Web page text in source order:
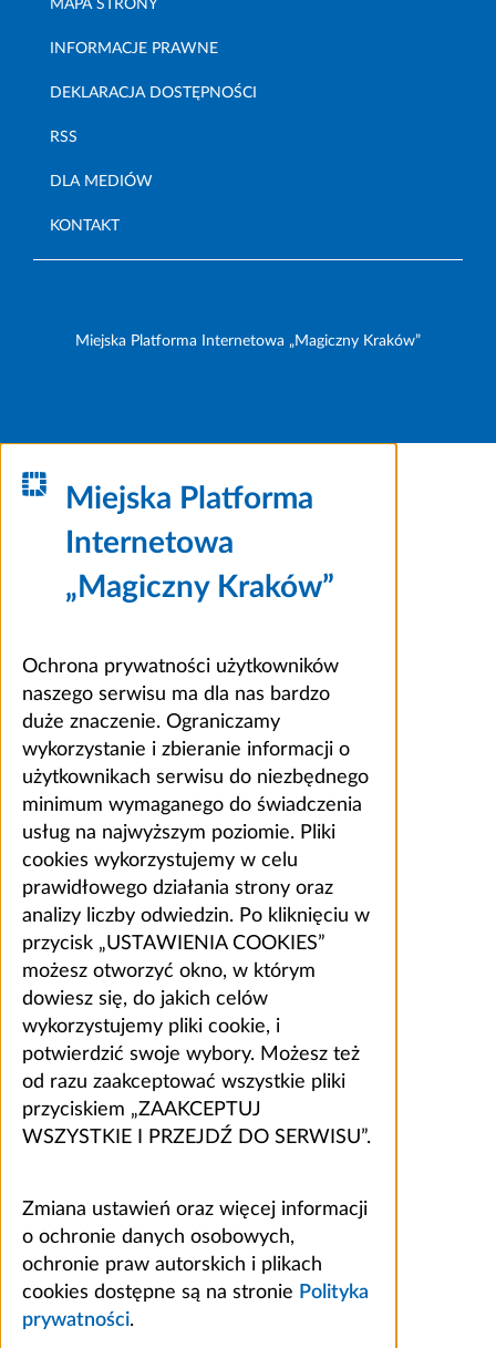
MAPA STRONY
INFORMACJE PRAWNE
DEKLARACJA DOSTĘPNOŚCI
RSS
DLA MEDIÓW
KONTAKT
Miejska Platforma Internetowa „Magiczny Kraków”
Miejska Platforma
Internetowa
„Magiczny Kraków”
Ochrona prywatności użytkowników
naszego serwisu ma dla nas bardzo
duże znaczenie. Ograniczamy
wykorzystanie i zbieranie informacji o
użytkownikach serwisu do niezbędnego
minimum wymaganego do świadczenia
usług na najwyższym poziomie. Pliki
cookies wykorzystujemy w celu
prawidłowego działania strony oraz
analizy liczby odwiedzin. Po kliknięciu w
przycisk „USTAWIENIA COOKIES”
możesz otworzyć okno, w którym
dowiesz się, do jakich celów
wykorzystujemy pliki cookie, i
potwierdzić swoje wybory. Możesz też
od razu zaakceptować wszystkie pliki
przyciskiem „ZAAKCEPTUJ
WSZYSTKIE I PRZEJDŹ DO SERWISU”.
Zmiana ustawień oraz więcej informacji
o ochronie danych osobowych,
ochronie praw autorskich i plikach
cookies dostępne są na stronie Polityka
prywatności.